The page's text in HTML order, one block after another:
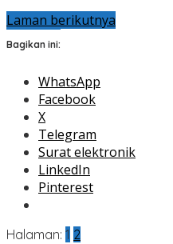
Laman berikutnya
Bagikan ini:
WhatsApp
Facebook
X
Telegram
Surat elektronik
LinkedIn
Pinterest
Halaman: 1 2